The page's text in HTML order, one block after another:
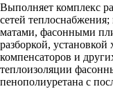
Выполняет комплекс
сетей
матами, фасонными
разборкой,
компенсаторов и
теплоизоляции
пенополиуретана с